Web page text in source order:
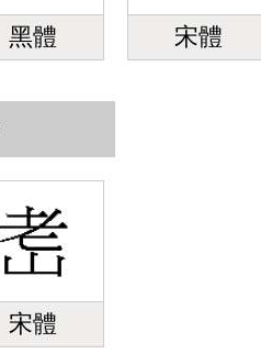
黑體 宋體
宋體